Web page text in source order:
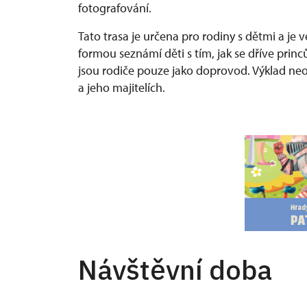
fotografování.
Tato trasa je určena pro rodiny s dětmi a je
formou seznámí děti s tím, jak se dříve
jsou rodiče pouze jako doprovod. Výklad
a jeho majitelích.
Návštěvní doba